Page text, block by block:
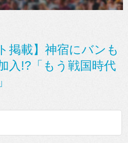
掲載】神宿にバンも
入!?「もう戦国時代